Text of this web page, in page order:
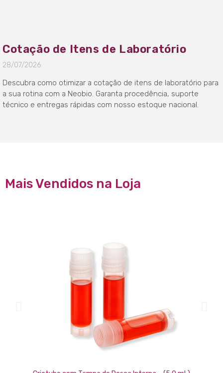
Cotação de Itens de Laboratório
28/07/2026
Descubra como otimizar a cotação de itens de laboratório para
a sua rotina com a Neobio. Garanta procedência, suporte
técnico e entregas rápidas com nosso estoque nacional.
Mais Vendidos na Loja